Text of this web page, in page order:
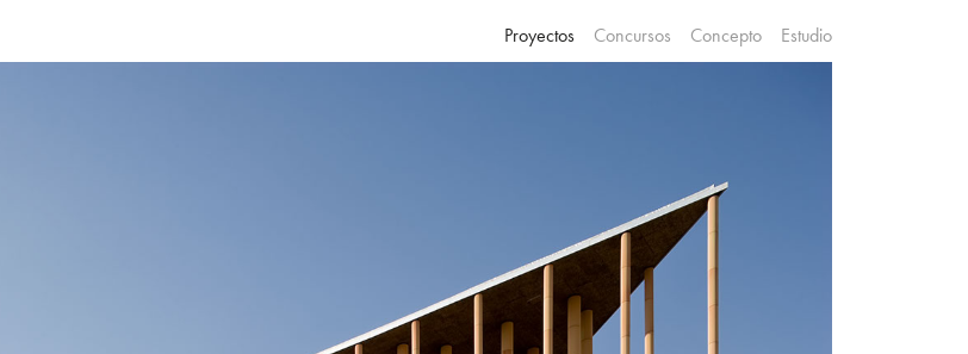
Estudio
Concepto
Concursos
Proyectos